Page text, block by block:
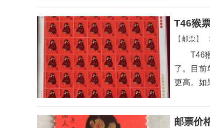
T46猴
【邮票】
T46猴
了。目前
更高。如
邮票价